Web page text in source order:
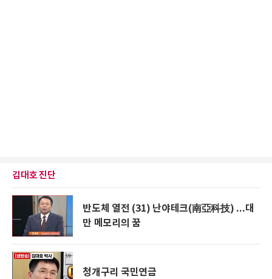
김대호 진단
반도체 열전 (31) 난야테크(南亞科技) ...대
만 메모리의 꿈
청개구리 국민연금